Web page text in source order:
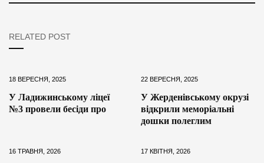
RELATED POST
18 ВЕРЕСНЯ, 2025
У Ладижинському ліцеї
№3 провели бесіди про
22 ВЕРЕСНЯ, 2025
У Жерденівському окрузі
відкрили меморіальні
дошки полеглим
16 ТРАВНЯ, 2026 17 КВІТНЯ, 2026